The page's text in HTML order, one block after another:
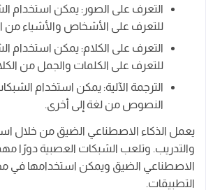
التعرف على الصور: يمكن استخدام
للتعرف على الأشخاص والأشياء من
التعرف على الكلام: يمكن استخدام
للتعرف على الكلمات والجمل من
الترجمة الآلية: يمكن استخدام
النصوص من لغة إلى أخرى.
يعمل الذكاء الاصطناعي الضيق من خلال
والتدريب. وتلعب الشبكات العصبية دورًا
الاصطناعي الضيق ويمكن استخدامها في
التطبيقات.